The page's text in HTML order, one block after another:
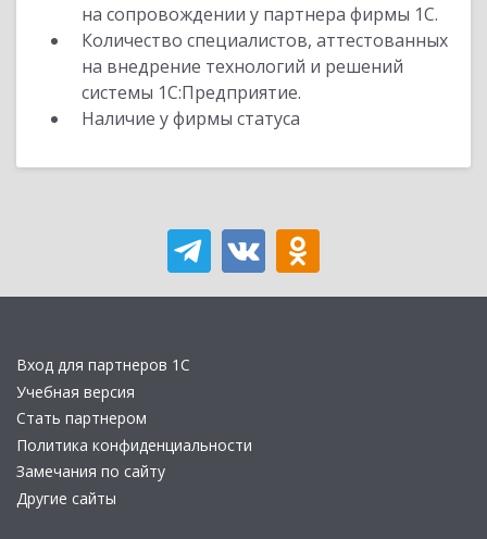
на сопровождении у партнера фирмы 1С.
Количество специалистов, аттестованных
на внедрение технологий и решений
системы 1С:Предприятие.
Наличие у фирмы статуса
Вход для партнеров 1С
Учебная версия
Стать партнером
Политика конфиденциальности
Замечания по сайту
Другие сайты